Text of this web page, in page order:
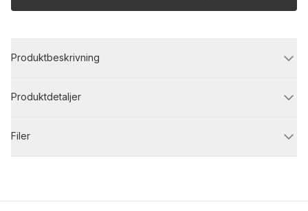
Produktbeskrivning
Produktdetaljer
Filer